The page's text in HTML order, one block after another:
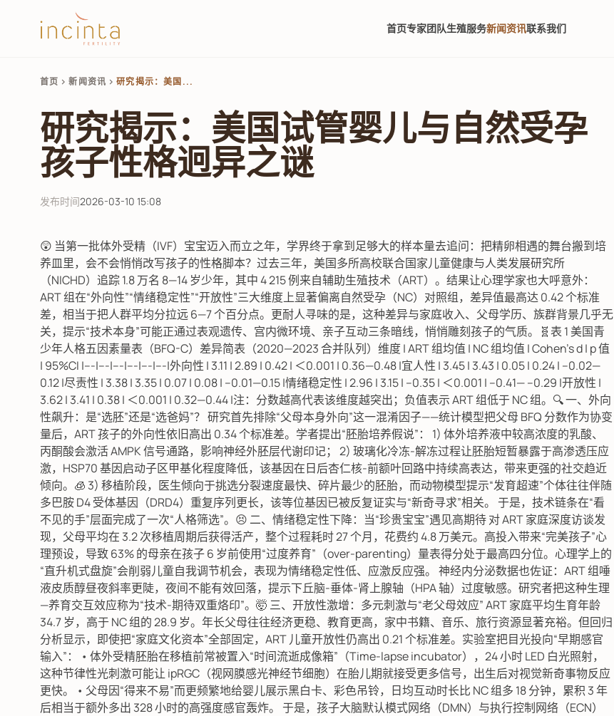
首页专家团队生殖服务新闻资讯联系我们
首页 chevron_right新闻资讯 chevron_right研究揭示：美国...
研究揭示：美国试管婴儿与自然受孕
孩子性格迥异之谜
发布时间2026-03-10 15:08
😲 当第一批体外受精（IVF）宝宝迈入而立之年，学界终于拿到足够大的样本量去追问：把精卵相遇的舞台搬到培
养皿里，会不会悄悄改写孩子的性格脚本？过去三年，美国多所高校联合国家儿童健康与人类发展研究所
（NICHD）追踪 1.8 万名 8—14 岁少年，其中 4 215 例来自辅助生殖技术（ART）。结果让心理学家也大呼意外：
ART 组在“外向性”“情绪稳定性”“开放性”三大维度上显著偏离自然受孕（NC）对照组，差异值最高达 0.42 个标准
差，相当于把人群平均分拉远 6—7 个百分点。更耐人寻味的是，这种差异与家庭收入、父母学历、族群背景几乎无
关，提示“技术本身”可能正通过表观遗传、宫内微环境、亲子互动三条暗线，悄悄雕刻孩子的气质。🧬表 1 美国青
少年人格五因素量表（BFQ-C）差异简表（2020—2023 合并队列）维度 | ART 组均值 | NC 组均值 | Cohen’s d | p 值
| 95%CI |---|---|---|---|---|---|外向性 | 3.11 | 2.89 | 0.42 | ＜0.001 | 0.36—0.48 |宜人性 | 3.45 | 3.43 | 0.05 | 0.24 | –0.02—
0.12 |尽责性 | 3.38 | 3.35 | 0.07 | 0.08 | –0.01—0.15 |情绪稳定性 | 2.96 | 3.15 | –0.35 | ＜0.001 | –0.41— –0.29 |开放性 |
3.62 | 3.41 | 0.38 | ＜0.001 | 0.32—0.44 |注：分数越高代表该维度越突出；负值表示 ART 组低于 NC 组。🔍 一、外向
性飙升：是“选胚”还是“选爸妈”？ 研究首先排除“父母本身外向”这一混淆因子——统计模型把父母 BFQ 分数作为协变
量后，ART 孩子的外向性依旧高出 0.34 个标准差。学者提出“胚胎培养假说”： 1) 体外培养液中较高浓度的乳酸、
丙酮酸会激活 AMPK 信号通路，影响神经外胚层代谢印记； 2) 玻璃化冷冻-解冻过程让胚胎短暂暴露于高渗透压应
激，HSP70 基因启动子区甲基化程度降低，该基因在日后杏仁核-前额叶回路中持续高表达，带来更强的社交趋近
倾向。🧊 3) 移植阶段，医生倾向于挑选分裂速度最快、碎片最少的胚胎，而动物模型提示“发育超速”个体往往伴随
多巴胺 D4 受体基因（DRD4）重复序列更长，该等位基因已被反复证实与“新奇寻求”相关。 于是，技术链条在“看
不见的手”层面完成了一次“人格筛选”。😣 二、情绪稳定性下降：当“珍贵宝宝”遇见高期待 对 ART 家庭深度访谈发
现，父母平均在 3.2 次移植周期后获得活产，整个过程耗时 27 个月，花费约 4.8 万美元。高投入带来“完美孩子”心
理预设，导致 63% 的母亲在孩子 6 岁前使用“过度养育”（over-parenting）量表得分处于最高四分位。心理学上的
“直升机式盘旋”会削弱儿童自我调节机会，表现为情绪稳定性低、应激反应强。 神经内分泌数据也佐证：ART 组唾
液皮质醇昼夜斜率更陡，夜间不能有效回落，提示下丘脑-垂体-肾上腺轴（HPA 轴）过度敏感。研究者把这种生理
—养育交互效应称为“技术-期待双重烙印”。🤯 三、开放性激增：多元刺激与“老父母效应” ART 家庭平均生育年龄
34.7 岁，高于 NC 组的 28.9 岁。年长父母往往经济更稳、教育更高，家中书籍、音乐、旅行资源显著充裕。但回归
分析显示，即使把“家庭文化资本”全部固定，ART 儿童开放性仍高出 0.21 个标准差。实验室把目光投向“早期感官
输入”： • 体外受精胚胎在移植前常被置入“时间流逝成像箱”（Time-lapse incubator），24 小时 LED 白光照射，
这种节律性光刺激可能让 ipRGC（视网膜感光神经节细胞）在胎儿期就接受更多信号，出生后对视觉新奇事物反应
更快。 • 父母因“得来不易”而更频繁地给婴儿展示黑白卡、彩色吊铃，日均互动时长比 NC 组多 18 分钟，累积 3 年
后相当于额外多出 328 小时的高强度感官轰炸。 于是，孩子大脑默认模式网络（DMN）与执行控制网络（ECN）